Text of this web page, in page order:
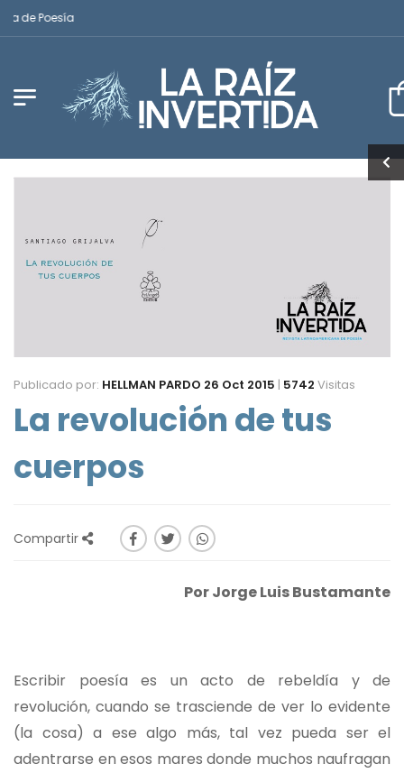
Poesía
Publicado por: HELLMAN PARDO 26 Oct 2015 | 5742 Visitas
La revolución de tus
cuerpos
Compartir
Por Jorge Luis Bustamante
Escribir poesía es un acto de rebeldía y de
revolución, cuando se trasciende de ver lo evidente
(la cosa) a ese algo más, tal vez pueda ser el
adentrarse en esos mares donde muchos naufragan